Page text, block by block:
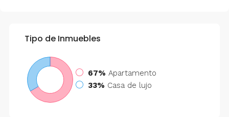
Tipo de Inmuebles
67% Apartamento
33% Casa de lujo